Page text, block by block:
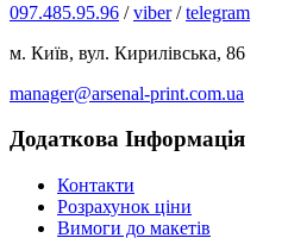
097.485.95.96 /viber/telegram
м. Київ, вул. Кирилівська, 86
manager@arsenal-print.com.ua
Додаткова Інформація
Контакти
Розрахунок ціни
Вимоги до макетів